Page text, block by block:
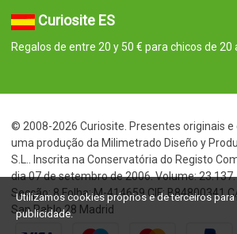
Curiosite ES
Regalos de entre 20 y 50 € para chicos de 20
© 2008-2026 Curiosite. Presentes originais e
uma produção da Milimetrado Diseño y
S.L.. Inscrita na Conservatória do Registo
dia 07 de setembro de 2006. Volume: 23.137.
Secção: 8 Folha: M-414659 CIF: B84800341
San Pablo 28 Madrid
Utilizamos cookies próprios e de terceiros para
publicidade.